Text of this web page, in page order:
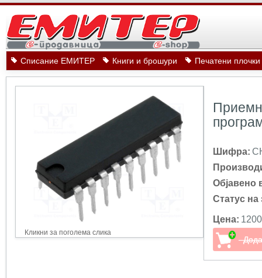
Списание ЕМИТЕР Книги и брошури Печатени
Кликни за поголема слика
Шифра:
Објавено
Статус на
Цена: